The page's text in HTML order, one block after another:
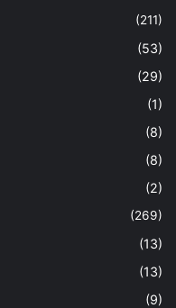
(211)
(53)
(29)
(1)
(8)
(8)
(2)
(269)
(13)
(13)
(9)